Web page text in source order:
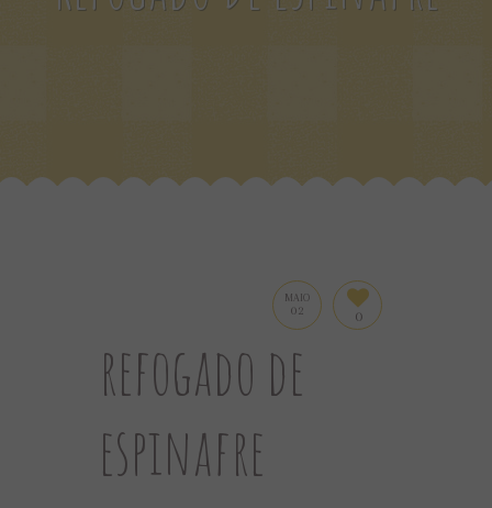
MAIO
02 0
refogado de
espinafre